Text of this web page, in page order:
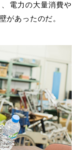
電力の大量消費や
があったのだ。